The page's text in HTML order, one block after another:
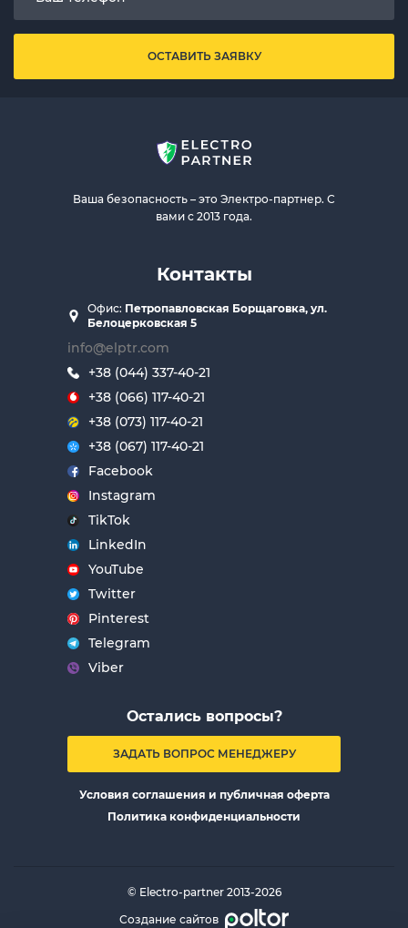
ОСТАВИТЬ ЗАЯВКУ
Ваша безопасность – это Электро-партнер. С
вами с 2013 года.
Контакты
Офис: Петропавловская Борщаговка, ул.
Белоцерковская 5
info@elptr.com
+38 (044) 337-40-21
+38 (066) 117-40-21
+38 (073) 117-40-21
+38 (067) 117-40-21
Facebook
Instagram
TikTok
LinkedIn
YouTube
Twitter
Pinterest
Telegram
Viber
Остались вопросы?
ЗАДАТЬ ВОПРОС МЕНЕДЖЕРУ
Условия соглашения и публичная оферта
Политика конфиденциальности
© Electro-partner 2013-2026
Создание сайтов